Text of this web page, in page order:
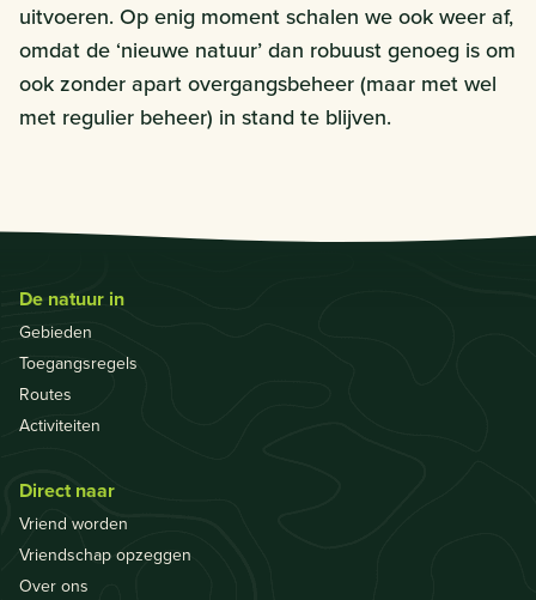
uitvoeren. Op enig moment schalen we ook weer af,
omdat de ‘nieuwe natuur’ dan robuust genoeg is om
ook zonder apart overgangsbeheer (maar met wel
met regulier beheer) in stand te blijven.
De natuur in
Gebieden
Toegangsregels
Routes
Activiteiten
Direct naar
Vriend worden
Vriendschap opzeggen
Over ons